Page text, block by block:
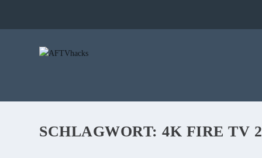
SCHLAGWORT:4K FIRE TV 2